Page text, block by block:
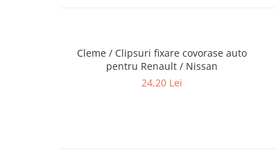
Cleme / Clipsuri fixare covorase auto
pentru Renault / Nissan
24,20 Lei